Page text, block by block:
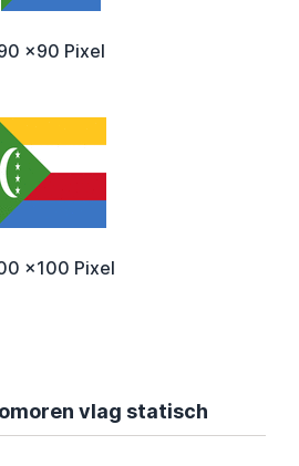
x90 Pixel
x100 Pixel
vlag statisch